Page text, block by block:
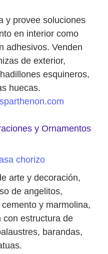
y provee soluciones
en interior como
adhesivos. Venden
de exterior,
esquineros,
huecas.
y Ornamentos
arte y decoración,
de angelitos,
y marmolina,
con estructura de
barandas,